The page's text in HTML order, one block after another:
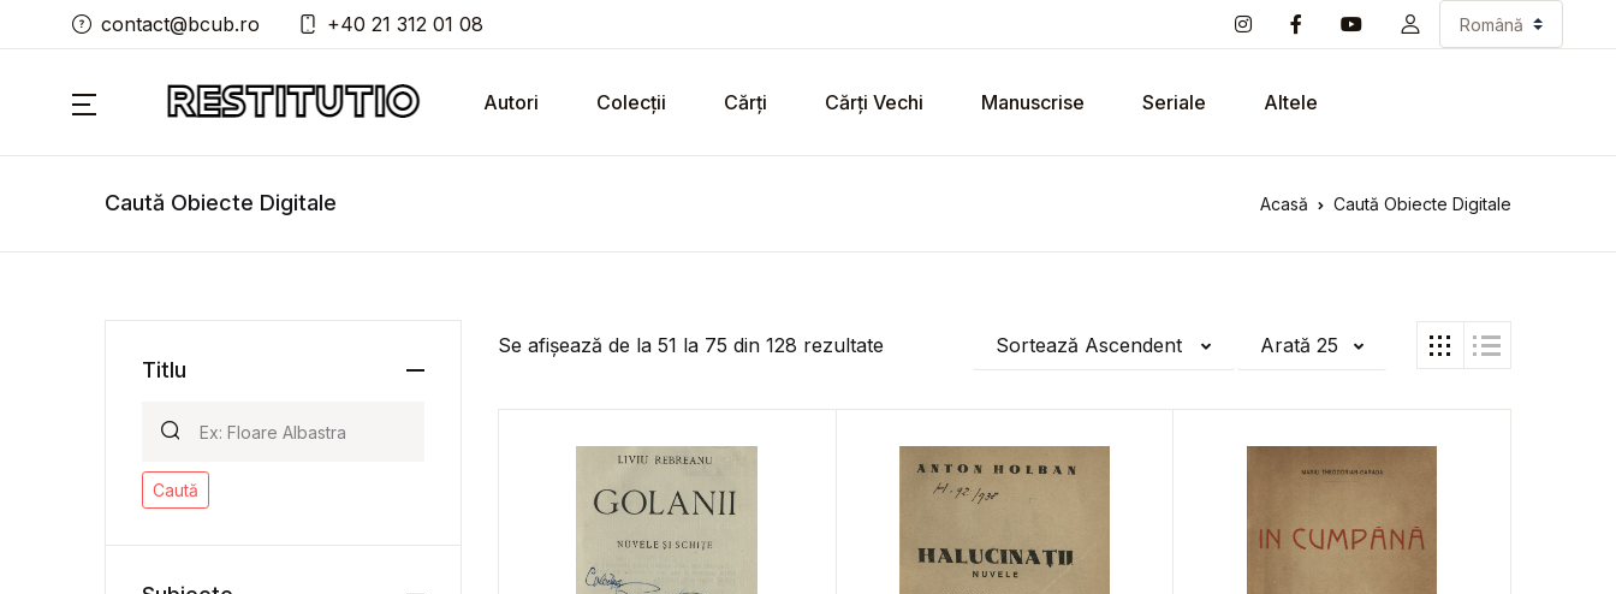
contact@bcub.ro +40 21 312 01 08
Autori Colecții Cărți Cărți Vechi Manuscrise Seriale Altele
Caută Obiecte Digitale Acasă Caută Obiecte Digitale
Se afișează de la 51 la 75 din 128 rezultate Sortează Ascendent Arată 25
Titlu
Caută